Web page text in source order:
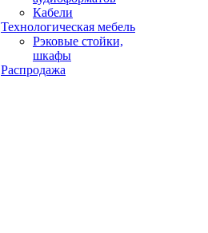
Кабели
Технологическая мебель
Рэковые стойки,
шкафы
Распродажа